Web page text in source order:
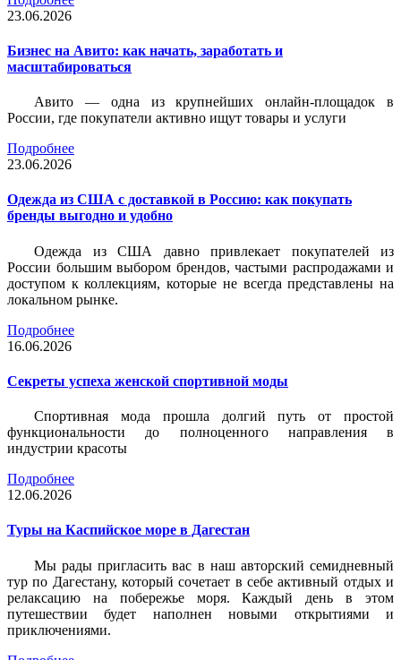
23.06.2026
Бизнес на Авито: как начать, заработать и
масштабироваться
Авито — одна из крупнейших онлайн-площадок в
России, где покупатели активно ищут товары и услуги
Подробнее
23.06.2026
Одежда из США с доставкой в Россию: как покупать
бренды выгодно и удобно
Одежда из США давно привлекает покупателей из
России большим выбором брендов, частыми распродажами и
доступом к коллекциям, которые не всегда представлены на
локальном рынке.
Подробнее
16.06.2026
Секреты успеха женской спортивной моды
Спортивная мода прошла долгий путь от простой
функциональности до полноценного направления в
индустрии красоты
Подробнее
12.06.2026
Туры на Каспийское море в Дагестан
Мы рады пригласить вас в наш авторский семидневный
тур по Дагестану, который сочетает в себе активный отдых и
релаксацию на побережье моря. Каждый день в этом
путешествии будет наполнен новыми открытиями и
приключениями.